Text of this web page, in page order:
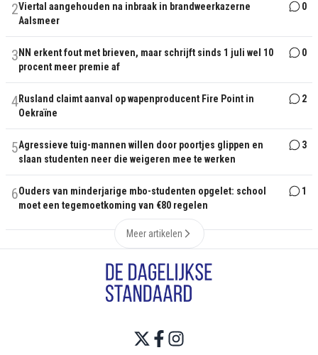
2Viertal aangehouden na inbraak in brandweerkazerne
Aalsmeer
0
3 NN erkent fout met brieven, maar schrijft sinds 1 juli wel 10
procent meer premie af
0
4Rusland claimt aanval op wapenproducent Fire Point in
Oekraïne
2
5Agressieve tuig-mannen willen door poortjes glippen en
slaan studenten neer die weigeren mee te werken
3
6Ouders van minderjarige mbo-studenten opgelet: school
moet een tegemoetkoming van €80 regelen
1
Meer artikelen